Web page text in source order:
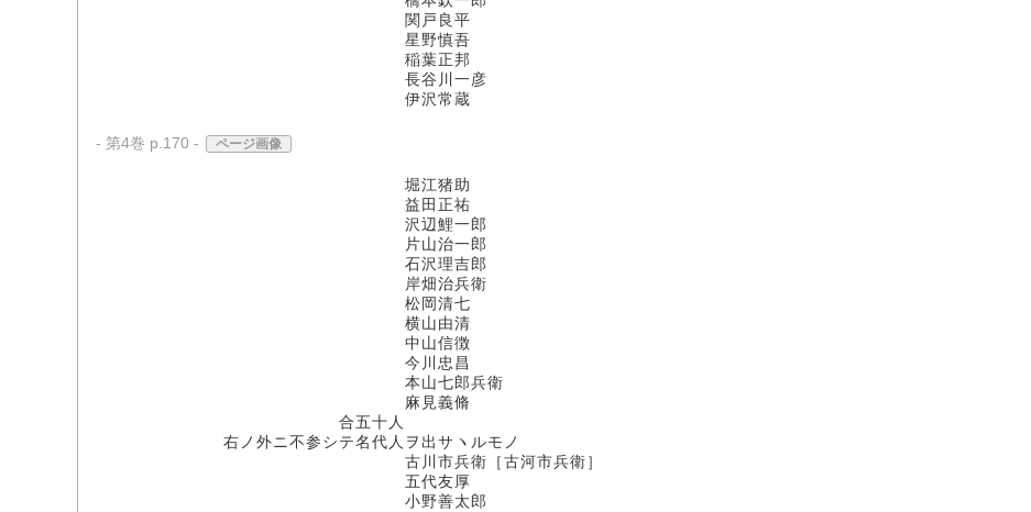
関戸良平
星野慎吾
稲葉正邦
長谷川一彦
伊沢常蔵
- 第4巻 p.170 - ページ画像
堀江猪助
益田正祐
沢辺鯉一郎
片山治一郎
石沢理吉郎
岸畑治兵衛
松岡清七
横山由清
中山信徴
今川忠昌
本山七郎兵衛
麻見義脩
合五十人
右ノ外ニ不参シテ名代人ヲ出サヽルモノ
古川市兵衛［古河市兵衛］
五代友厚
小野善太郎